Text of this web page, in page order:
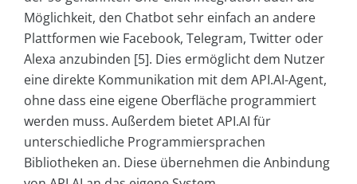
Möglichkeit, den Chatbot sehr einfach an andere
Plattformen wie Facebook, Telegram, Twitter oder
Alexa anzubinden [5]. Dies ermöglicht dem Nutzer
eine direkte Kommunikation mit dem API.AI-Agent,
ohne dass eine eigene Oberfläche programmiert
werden muss. Außerdem bietet API.AI für
unterschiedliche Programmiersprachen
Bibliotheken an. Diese übernehmen die Anbindung